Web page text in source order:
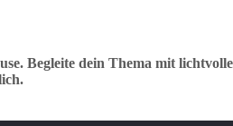
Begleite dein Thema mit